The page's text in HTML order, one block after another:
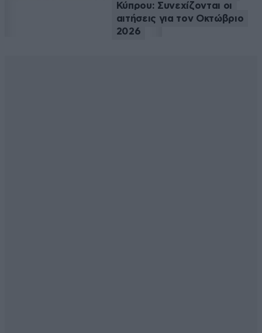
Κύπρου: Συνεχίζονται οι
αιτήσεις για τον Οκτώβριο
2026